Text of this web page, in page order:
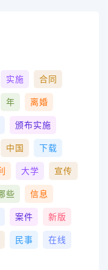
实施 合同
年 离婚
颁布实施
中国 下载
大学 宣传
些 信息
案件 新版
民事 在线